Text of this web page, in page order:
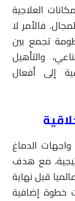
العلاجية
فالأمر لا
تجمع بين
والتأهيل
إلى أفعال
الدماغ
مع هدف
قبل نهاية
خطوة إضافية